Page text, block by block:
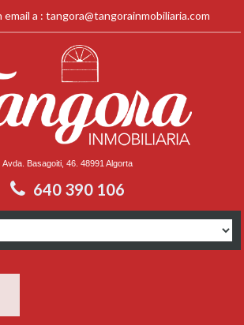
email a : tangora@tangorainmobiliaria.com
Avda. Basagoiti, 46. 48991 Algorta
640 390 106